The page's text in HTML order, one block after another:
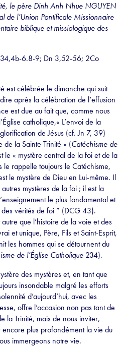
le père Dinh Anh Nhue NGUYEN
de l’Union Pontificale Missionnaire
biblique et missiologique des
6.8-9; Dn 3,52-56; 2Co
est célébrée le dimanche qui suit
après la célébration de l’effusion
est due au fait que, comme nous
catholique,« L’envoi de la
de Jésus (cf. Jn 7, 39)
de la Sainte Trinité » (Catéchisme de
le « mystère central de la foi et de la
rappelle toujours le Catéchisme,
le mystère de Dieu en Lui-même. Il
mystères de la foi ; il est la
le plus fondamental et
vérités de foi ” (DCG 43).
autre que l’histoire de la voie et des
et unique, Père, Fils et Saint-Esprit,
les hommes qui se détournent du
de l’Église Catholique 234).
des mystères et, en tant que
insondable malgré les efforts
d’aujourd’hui, avec les
offre l’occasion non pas tant de
la Trinité, mais de nous inviter,
plus profondément la vie du
immergeons notre vie.